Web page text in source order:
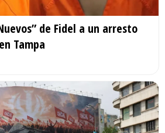
de Fidel a un arresto
Tampa